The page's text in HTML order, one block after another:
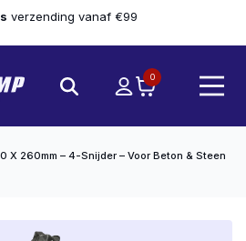
verzending vanaf €99
0
X 260mm – 4-Snijder – Voor Beton & Steen